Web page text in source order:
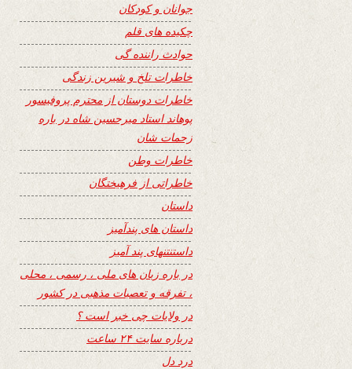
جوانان و کودکان
چکیده های قلم
حوادث راننده گی
خاطرات تلخ و شیرین زندگی
خاطرات دوستان از محترم پروفیسور
پوهاند استاد میرحسین شاه در باره
زحمات شان
خاطرات وطن
خاطراتی از فرهیختگان
داستان
داستان های پندآمیز
داستنتنهای پند آمیز
در باره زبان های ملی ، رسمی ، محلی
، تفرقه و تعصبات مذهبی در کشور
در ولایات چی خبر است ؟
درباره سایت ۲۴ ساعت
درد دل